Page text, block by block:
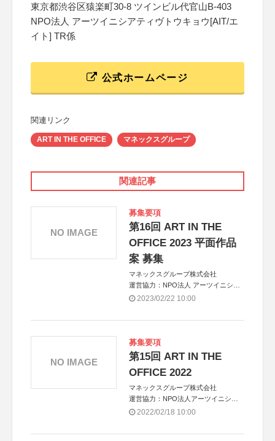
東京都渋谷区猿楽町30-8 ツインビル代官山B-403
NPO法人 アーツイニシアティヴトウキョウ[AIT/エ
イト] TR係
公式ホームページ
関連リンク
ART IN THE OFFICE マネックスグループ
関連記事
募集要項
第16回 ART IN THE
OFFICE 2023 平面作品
案 募集
マネックスグループ株式会社
運営協力：NPO法人 アーツイニシア
ティヴトウキョウ[AIT/エイト]
2023/02/22 10:00
NO IMAGE
募集要項
第15回 ART IN THE
OFFICE 2022
マネックスグループ株式会社
運営協力：NPO法人アーツイニシア
ティヴトウキョウ［AIT/エイト］
2022/02/18 10:00
NO IMAGE